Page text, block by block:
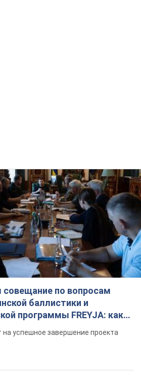
совещание по вопросам
баллистики и
программы FREYJA: какие
успешное завершение проекта